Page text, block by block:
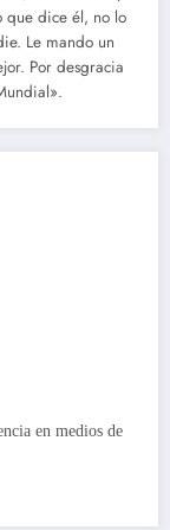
que dice él, no lo
Le mando un
Por desgracia
en medios de